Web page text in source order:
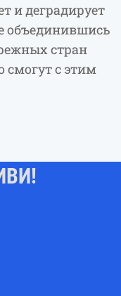
и деградирует
объединившись
стран
смогут с этим